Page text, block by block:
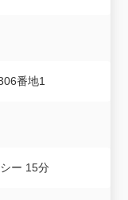
番地1
ー 15分